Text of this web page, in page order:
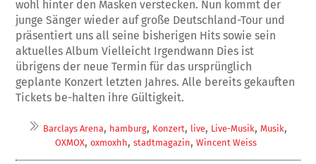
wohl hinter den Masken verstecken. Nun kommt der
junge Sänger wieder auf große Deutschland-Tour und
präsentiert uns all seine bisherigen Hits sowie sein
aktuelles Album Vielleicht Irgendwann Dies ist
übrigens der neue Termin für das ursprünglich
geplante Konzert letzten Jahres. Alle bereits gekauften
Tickets be-halten ihre Gültigkeit.
Barclays Arena, hamburg, Konzert, live, Live-Musik, Musik,
OXMOX, oxmoxhh, stadtmagazin, Wincent Weiss